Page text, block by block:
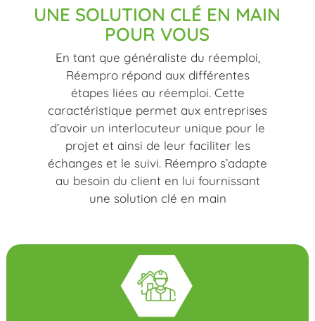
UNE SOLUTION CLÉ EN MAIN
POUR VOUS
En tant que généraliste du réemploi,
Réempro répond aux différentes
étapes liées au réemploi. Cette
caractéristique permet aux entreprises
d’avoir un interlocuteur unique pour le
projet et ainsi de leur faciliter les
échanges et le suivi. Réempro s’adapte
au besoin du client en lui fournissant
une solution clé en main